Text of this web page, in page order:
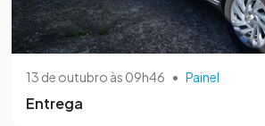
13 de outubro às 09h46 • Painel
Entrega